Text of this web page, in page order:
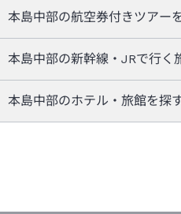
本島中部の航空券付きツアー
本島中部の新幹線・JRで行く
本島中部のホテル・旅館を探